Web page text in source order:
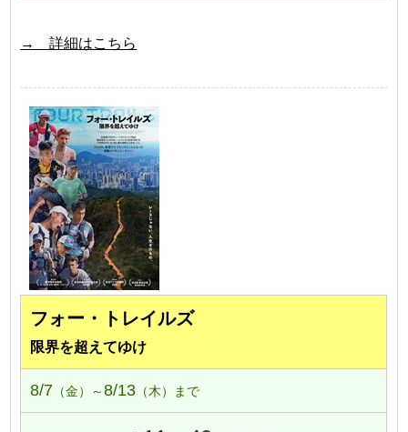
→ 詳細はこちら
フォー・トレイルズ
限界を超えてゆけ
8/7 （金）～8/13 （木）まで